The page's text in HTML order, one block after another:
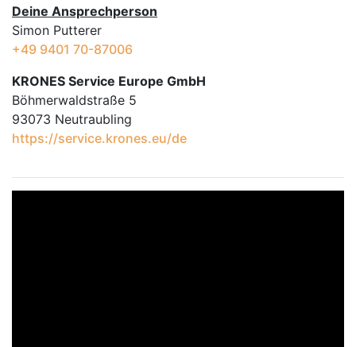
Deine Ansprechperson
Simon Putterer
+49 9401 70-87006
KRONES Service Europe GmbH
Böhmerwaldstraße 5
93073 Neutraubling
https://service.krones.eu/de